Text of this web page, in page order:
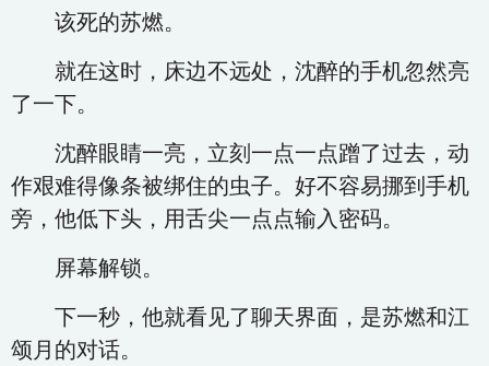
该死的苏燃。
就在这时，床边不远处，沈醉的手机忽然亮
了一下。
沈醉眼睛一亮，立刻一点一点蹭了过去，动
作艰难得像条被绑住的虫子。好不容易挪到手机
旁，他低下头，用舌尖一点点输入密码。
屏幕解锁。
下一秒，他就看见了聊天界面，是苏燃和江
颂月的对话。